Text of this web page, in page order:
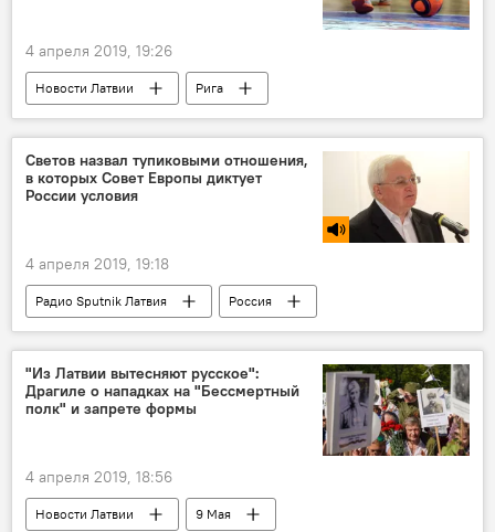
4 апреля 2019, 19:26
Новости Латвии Рига
Светов назвал тупиковыми отношения,
в которых Совет Европы диктует
России условия
4 апреля 2019, 19:18
Радио Sputnik Латвия
Россия
Совет Европы
Юрий Светов
"Из Латвии вытесняют русское":
Драгиле о нападках на "Бессмертный
полк" и запрете формы
4 апреля 2019, 18:56
Новости Латвии
9 Мая